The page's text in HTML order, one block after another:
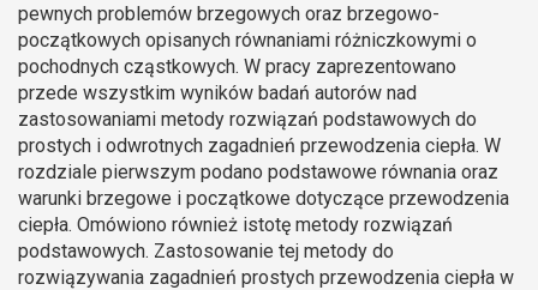
pewnych problemów brzegowych oraz brzegowo-
początkowych opisanych równaniami różniczkowymi o
pochodnych cząstkowych. W pracy zaprezentowano
przede wszystkim wyników badań autorów nad
zastosowaniami metody rozwiązań podstawowych do
prostych i odwrotnych zagadnień przewodzenia ciepła. W
rozdziale pierwszym podano podstawowe równania oraz
warunki brzegowe i początkowe dotyczące przewodzenia
ciepła. Omówiono również istotę metody rozwiązań
podstawowych. Zastosowanie tej metody do
rozwiązywania zagadnień prostych przewodzenia ciepła w